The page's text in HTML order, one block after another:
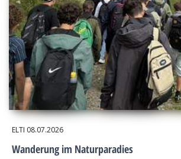
ELTI 08.07.2026
Wanderung im Naturparadies